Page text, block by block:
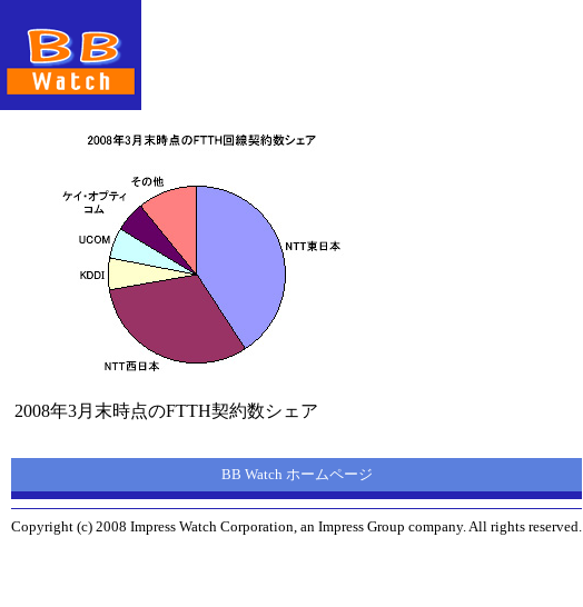
2008年3月末時点のFTTH契約数シェア
BB Watch ホームページ
Copyright (c) 2008 Impress Watch Corporation, an Impress Group company. All rights reserved.